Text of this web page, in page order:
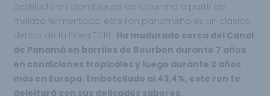
Destilado en alambiques de columna a partir de
melaza fermentada, este ron panameño es un clásico
dentro de la línea TCRL. Ha madurado cerca del Canal
de Panamá en barriles de Bourbon durante 7 años
en condiciones tropicales y luego durante 2 años
más en Europa. Embotellado al 43,4%, este ron te
deleitará con sus delicados sabores.